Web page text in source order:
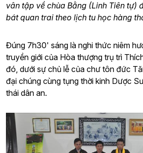
vân tập về chùa Bằng (Linh Tiên tự)
bát quan trai theo lịch tu học hàng
Đúng 7h30' sáng là nghi thức niêm
truyền giới của Hòa thượng trụ trì
đó, dưới sự chủ lễ của chư tôn đức
đại chúng cùng tụng thời kinh Dược
thái dân an.